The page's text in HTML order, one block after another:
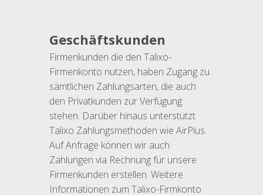
Geschäftskunden
Firmenkunden die den Talixo-
Firmenkonto nutzen, haben Zugang zu
sämtlichen Zahlungsarten, die auch
den Privatkunden zur Verfügung
stehen. Darüber hinaus unterstützt
Talixo Zahlungsmethoden wie AirPlus.
Auf Anfrage können wir auch
Zahlungen via Rechnung für unsere
Firmenkunden erstellen. Weitere
Informationen zum Talixo-Firmkonto